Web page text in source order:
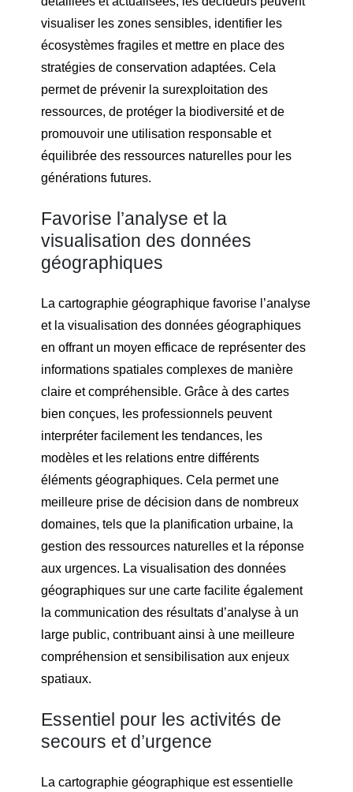
visualiser les zones sensibles, identifier les
écosystèmes fragiles et mettre en place des
stratégies de conservation adaptées. Cela
permet de prévenir la surexploitation des
ressources, de protéger la biodiversité et de
promouvoir une utilisation responsable et
équilibrée des ressources naturelles pour les
générations futures.
Favorise l’analyse et la
visualisation des données
géographiques
La cartographie géographique favorise l’analyse
et la visualisation des données géographiques
en offrant un moyen efficace de représenter des
informations spatiales complexes de manière
claire et compréhensible. Grâce à des cartes
bien conçues, les professionnels peuvent
interpréter facilement les tendances, les
modèles et les relations entre différents
éléments géographiques. Cela permet une
meilleure prise de décision dans de nombreux
domaines, tels que la planification urbaine, la
gestion des ressources naturelles et la réponse
aux urgences. La visualisation des données
géographiques sur une carte facilite également
la communication des résultats d’analyse à un
large public, contribuant ainsi à une meilleure
compréhension et sensibilisation aux enjeux
spatiaux.
Essentiel pour les activités de
secours et d’urgence
La cartographie géographique est essentielle